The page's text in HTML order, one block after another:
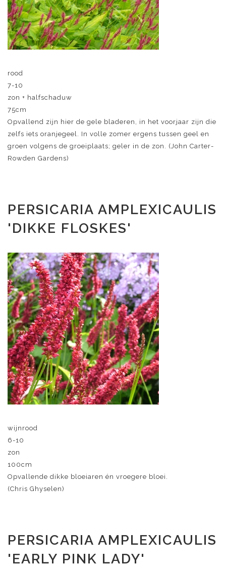
rood
7-10
zon + halfschaduw
75cm
Opvallend zijn hier de gele bladeren, in het voorjaar zijn die
zelfs iets oranjegeel. In volle zomer ergens tussen geel en
groen volgens de groeiplaats; geler in de zon. (John Carter-
Rowden Gardens)
PERSICARIA AMPLEXICAULIS
'DIKKE FLOSKES'
wijnrood
6-10
zon
100cm
Opvallende dikke bloeiaren én vroegere bloei.
(Chris Ghyselen)
PERSICARIA AMPLEXICAULIS
'EARLY PINK LADY'